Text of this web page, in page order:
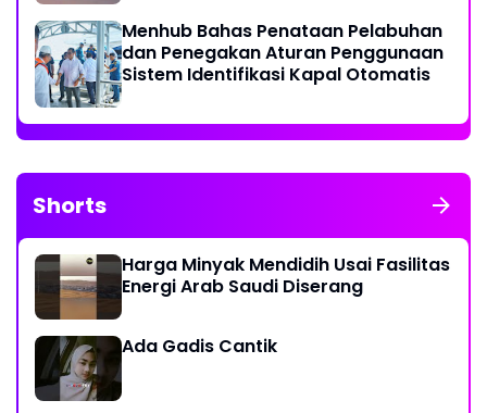
Menhub Bahas Penataan Pelabuhan
dan Penegakan Aturan Penggunaan
Sistem Identifikasi Kapal Otomatis
Shorts
Harga Minyak Mendidih Usai Fasilitas
Energi Arab Saudi Diserang
Ada Gadis Cantik